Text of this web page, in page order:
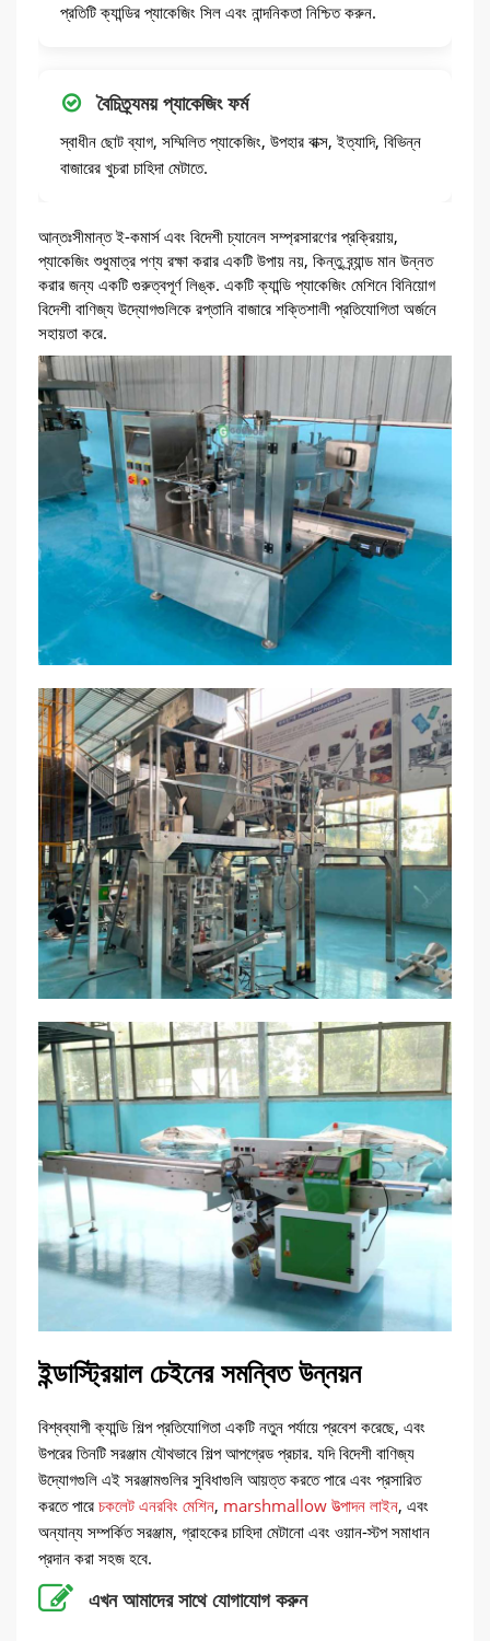
প্রতিটি ক্যান্ডির প্যাকেজিং সিল এবং নান্দনিকতা নিশ্চিত করুন.
বৈচিত্র্যময় প্যাকেজিং ফর্ম
স্বাধীন ছোট ব্যাগ, সম্মিলিত প্যাকেজিং, উপহার বাক্স, ইত্যাদি, বিভিন্ন
বাজারের খুচরা চাহিদা মেটাতে.
আন্তঃসীমান্ত ই-কমার্স এবং বিদেশী চ্যানেল সম্প্রসারণের প্রক্রিয়ায়,
প্যাকেজিং শুধুমাত্র পণ্য রক্ষা করার একটি উপায় নয়, কিন্তু ব্র্যান্ড মান উন্নত
করার জন্য একটি গুরুত্বপূর্ণ লিঙ্ক. একটি ক্যান্ডি প্যাকেজিং মেশিনে বিনিয়োগ
বিদেশী বাণিজ্য উদ্যোগগুলিকে রপ্তানি বাজারে শক্তিশালী প্রতিযোগিতা অর্জনে
সহায়তা করে.
ইন্ডাস্ট্রিয়াল চেইনের সমন্বিত উন্নয়ন
বিশ্বব্যাপী ক্যান্ডি শিল্প প্রতিযোগিতা একটি নতুন পর্যায়ে প্রবেশ করেছে, এবং
উপরের তিনটি সরঞ্জাম যৌথভাবে শিল্প আপগ্রেড প্রচার. যদি বিদেশী বাণিজ্য
উদ্যোগগুলি এই সরঞ্জামগুলির সুবিধাগুলি আয়ত্ত করতে পারে এবং প্রসারিত
করতে পারে চকলেট এনরবিং মেশিন, marshmallow উত্পাদন লাইন, এবং
অন্যান্য সম্পর্কিত সরঞ্জাম, গ্রাহকের চাহিদা মেটানো এবং ওয়ান-স্টপ সমাধান
প্রদান করা সহজ হবে.
এখন আমাদের সাথে যোগাযোগ করুন